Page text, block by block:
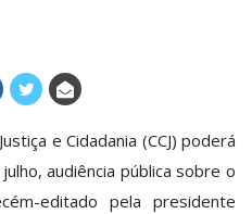
e Cidadania (CCJ) poderá
audiência pública sobre o
editado pela presidente